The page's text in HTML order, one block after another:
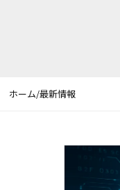
ホーム/最新情報